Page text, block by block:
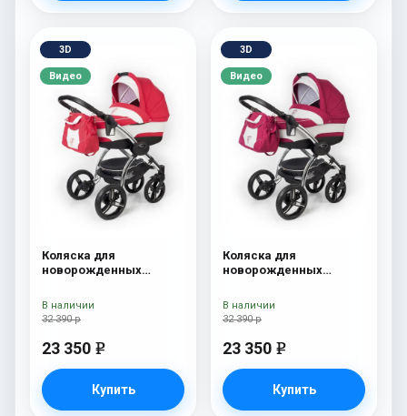
3D
Видео
Коляска для
новорожденных
Chrome) Red Lux
32 390 р
23 350 e
Купить
В наличии
3D
Видео
Коляска для
новорожденных
Chrome) Borduex
32 390 р
23 350 e
Купить
В наличии